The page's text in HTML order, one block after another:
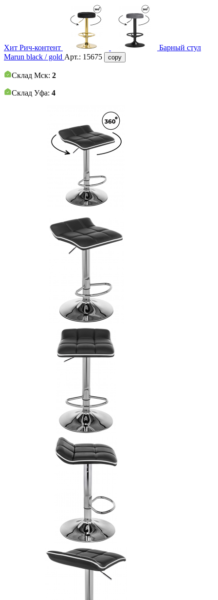
Хит Рич-контент
Барный стул
Marun black / gold Арт.: 15675 copy
Склад Мск: 2
Склад Уфа: 4